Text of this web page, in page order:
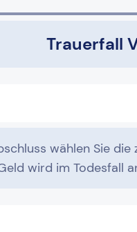
Trauerfall
wählen Sie
wird im Todesfall